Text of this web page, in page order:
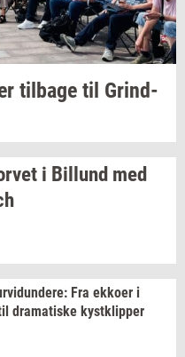
til­ba­ge til Grind­
i Bil­lund med
Fra ek­ko­er i
dra­ma­ti­ske kyst­klip­per